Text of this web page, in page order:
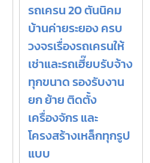
รถเครน 20 ตันนิคม
บ้านค่ายระยอง ครบ
วงจรเรื่องรถเครนให้
เช่าและรถเฮี๊ยบรับจ้าง
ทุกขนาด รองรับงาน
ยก ย้าย ติดตั้ง
เครื่องจักร และ
โครงสร้างเหล็กทุกรูป
แบบ